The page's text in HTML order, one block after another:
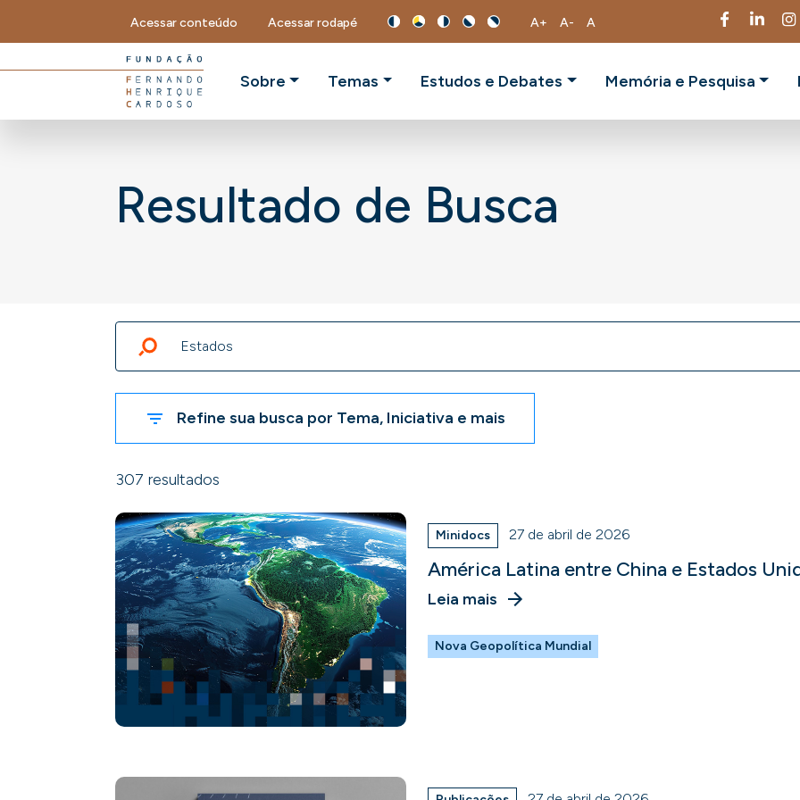
Acessar conteúdo Acessar rodapé A+ A- A
Sobre Temas Estudos e Debates Memória e Pesquisa
Resultado de Busca
Refine sua busca por Tema, Iniciativa e mais
307 resultados
Minidocs 27 de abril de 2026
América Latina entre China e Estados
Leia mais
Nova Geopolítica Mundial